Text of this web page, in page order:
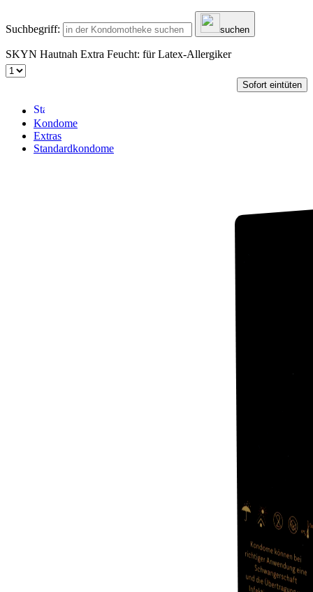
Suchbegriff: suchen
SKYN Hautnah Extra Feucht: für Latex-Allergiker
Sofort eintüten
Kondome
Extras
Standardkondome